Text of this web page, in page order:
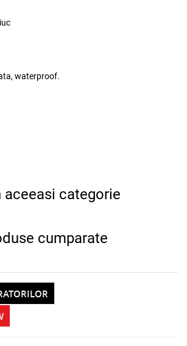
waterproof.
aceeasi categorie
cumparate